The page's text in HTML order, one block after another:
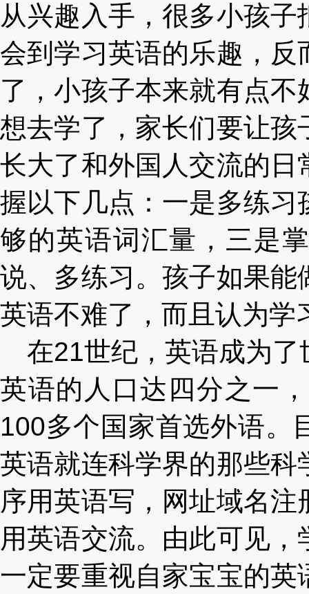
从兴趣入手，很多小孩
会到学习英语的乐趣，
了，小孩子本来就有点
想去学了，家长们要让
长大了和外国人交流的
握以下几点：一是多练
够的英语词汇量，三是
说、多练习。孩子如果
英语不难了，而且认为学
在21世纪，英语成为
英语的人口达四分之一
100多个国家首选外语。
英语就连科学界的那些
序用英语写，网址域名
用英语交流。由此可见
一定要重视自家宝宝的